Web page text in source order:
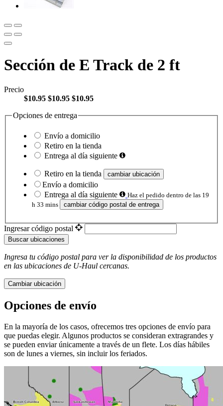
Sección de E Track de 2 ft
Precio
$10.95 $10.95 $10.95
Opciones de entrega
Envío a domicilio
Retiro en la tienda
Entrega al día siguiente
Retiro en la tienda cambiar ubicación
Envío a domicilio
Entrega al día siguiente
Haz el pedido dentro de las 19
h 33 mins
cambiar código postal de entrega
Ingresar código postal
Buscar ubicaciones
Ingresa tu código postal para ver la disponibilidad de los productos
en las ubicaciones de U-Haul ​​​​​​​ cercanas.
Cambiar ubicación
Opciones de envío
En la mayoría de los casos, ofrecemos tres opciones de envío para
que puedas elegir. Algunos productos se consideran extragrandes y
se pueden enviar únicamente a través de un flete. Los días hábiles
son de lunes a viernes, sin incluir los feriados.